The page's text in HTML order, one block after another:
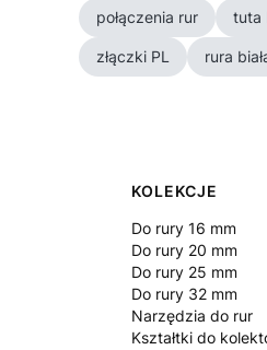
połączenia rur tuta
złączki PL rura
Linki w
KOLEKCJE
Do rury 16 mm
Do rury 20 mm
Do rury 25 mm
Do rury 32 mm
Narzędzia do rur
Kształtki do